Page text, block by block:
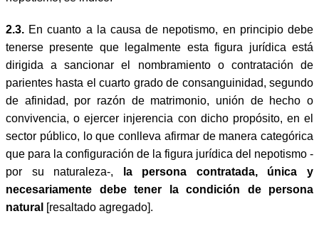
2.3. En cuanto a la causa de nepotismo, en principio debe
tenerse presente que legalmente esta figura jurídica está
dirigida a sancionar el nombramiento o contratación de
parientes hasta el cuarto grado de consanguinidad, segundo
de afinidad, por razón de matrimonio, unión de hecho o
convivencia, o ejercer injerencia con dicho propósito, en el
sector público, lo que conlleva afirmar de manera categórica
que para la configuración de la figura jurídica del nepotismo -
por su naturaleza-,
la persona contratada, única y
necesariamente debe tener la condición de persona
natural [resaltado agregado].